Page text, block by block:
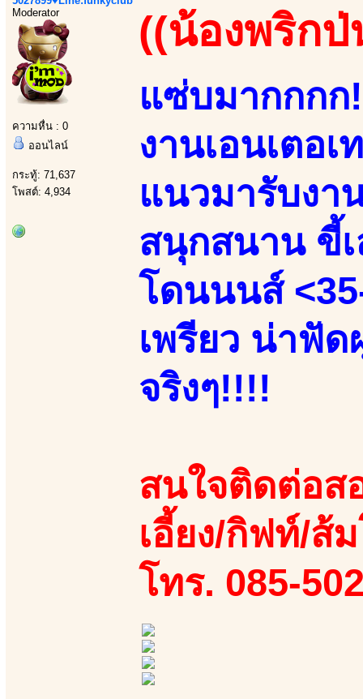
Moderator
ความหื่น : 0
ออนไลน์
กระทู้: 71,637
โพสต์: 4,934
((น้องพริกป่
แซ่บมากกกก
งานเอนเตอ
แนวมารับงา
สนุกสนาน ขี้
โดนนนส์
เพรียว น่าฟัด
จริงๆ!!!!
สนใจติดต่อส
เอี้ยง/กิฟท์/ส้
โทร. 085-